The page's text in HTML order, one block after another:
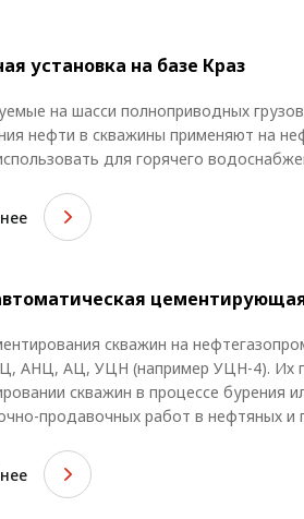
установка на базе Краз
на шасси полноприводных
нефти в скважины применяют на
для горячего
скважин на
АНЦ, АЦ, УЦН (например УЦН-4). Их
скважин в процессе бурения
продавочных работ в нефтяных и